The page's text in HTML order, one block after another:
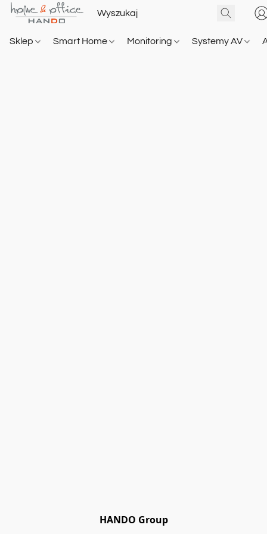
Sklep Smart Home Monitoring Systemy AV
HANDO Group